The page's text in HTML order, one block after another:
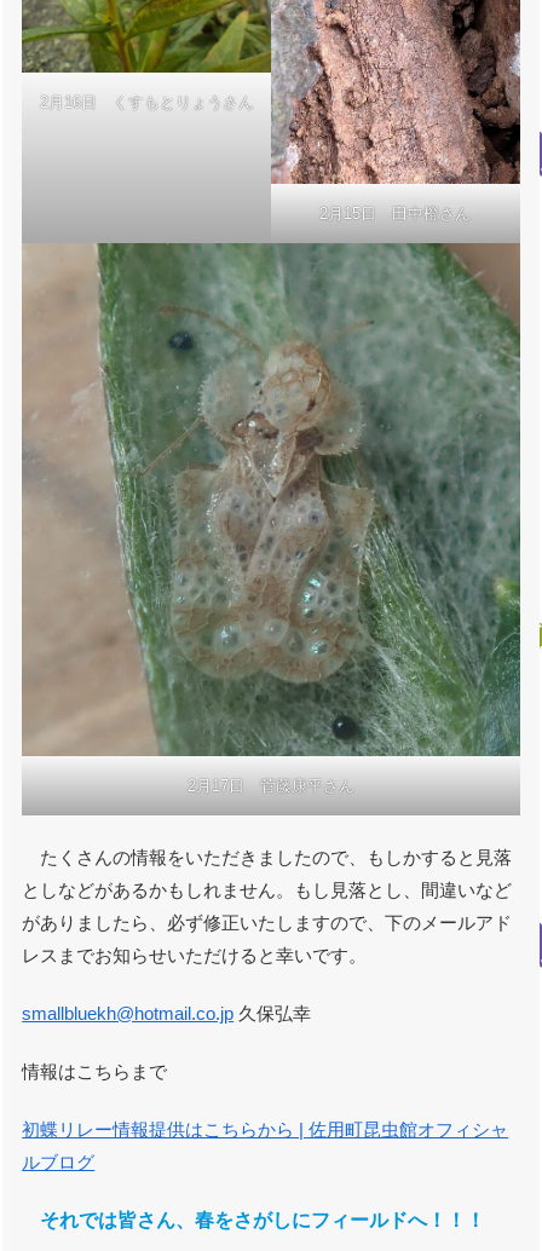
2月16日 くすもとりょうさん
2月15日 田中橙さん
2月17日 菅藤康平さん
たくさんの情報をいただきましたので、もしかすると見落
としなどがあるかもしれません。もし見落とし、間違いなど
がありましたら、必ず修正いたしますので、下のメールアド
レスまでお知らせいただけると幸いです。
smallbluekh@hotmail.co.jp 久保弘幸
情報はこちらまで
初蝶リレー情報提供はこちらから | 佐用町昆虫館オフィシャ
ルブログ
それでは皆さん、春をさがしにフィールドへ！！！